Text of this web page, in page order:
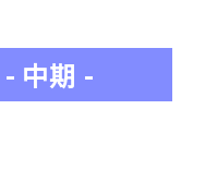
中期 -